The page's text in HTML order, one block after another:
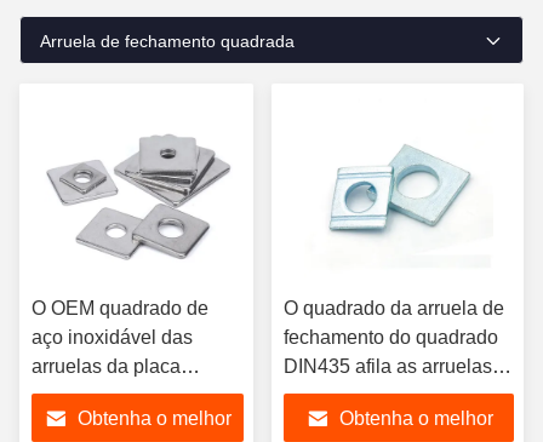
Arruela de fechamento quadrada
O OEM quadrado de
aço inoxidável das
arruelas da placa
galvanizou grandes
arruelas do quadrado do
Obtenha o melhor
O quadrado da arruela de
fechamento do quadrado
DIN435 afila as arruelas
de aço com seções de I
Obtenha o melhor